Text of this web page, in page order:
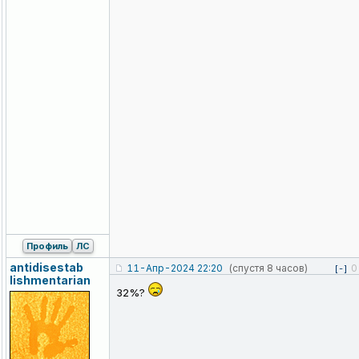
Профиль ЛС
antidisestab
lishmentarian
11-Апр-2024 22:20 (спустя 8 часов) [-] 0
32%?